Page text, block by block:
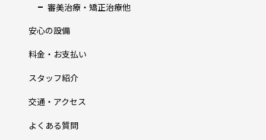
審美治療・矯正治療他
安心の設備
料金・お支払い
スタッフ紹介
交通・アクセス
よくある質問